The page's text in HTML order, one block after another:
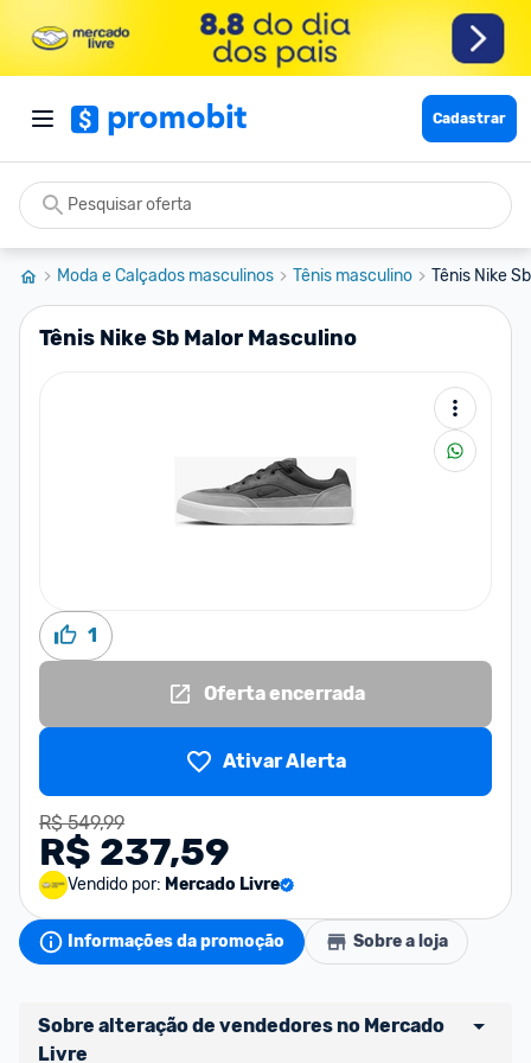
Cadastrar
Moda e Calçados masculinos Tênis masculino Tênis Nike
Tênis Nike Sb Malor Masculino
1
Oferta encerrada
Ativar Alerta
R$ 549,99
R$ 237,59
Vendido por: Mercado Livre
Informações da promoção Sobre a loja
Sobre alteração de vendedores no Mercado
Livre